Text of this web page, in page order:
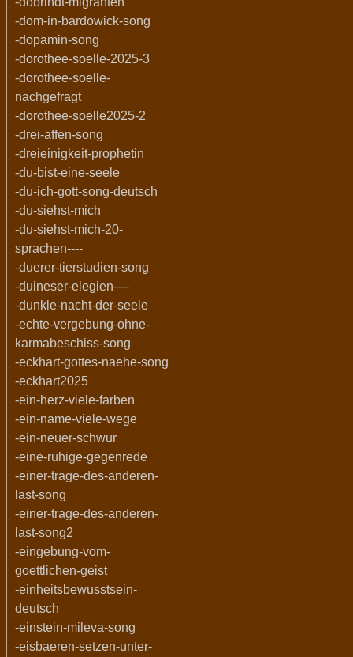
-dom-in-bardowick-song
-dopamin-song
-dorothee-soelle-2025-3
-dorothee-soelle-
nachgefragt
-dorothee-soelle2025-2
-drei-affen-song
-dreieinigkeit-prophetin
-du-bist-eine-seele
-du-ich-gott-song-deutsch
-du-siehst-mich
-du-siehst-mich-20-
sprachen----
-duerer-tierstudien-song
-duineser-elegien----
-dunkle-nacht-der-seele
-echte-vergebung-ohne-
karmabeschiss-song
-eckhart-gottes-naehe-song
-eckhart2025
-ein-herz-viele-farben
-ein-name-viele-wege
-ein-neuer-schwur
-eine-ruhige-gegenrede
-einer-trage-des-anderen-
last-song
-einer-trage-des-anderen-
last-song2
-eingebung-vom-
goettlichen-geist
-einheitsbewusstsein-
deutsch
-einstein-mileva-song
-eisbaeren-setzen-unter-